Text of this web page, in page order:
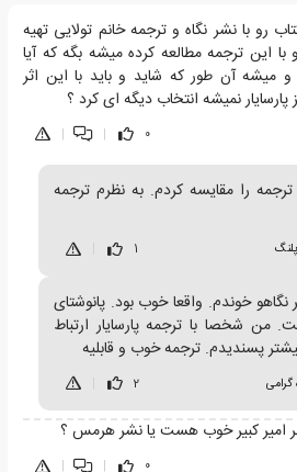
رو با نشر نگاه و ترجمه خانم تولایی تهیه
این ترجمه مطالعه کرده میشه بگه که آیا
میشه آن طور که شاید و باید با این اثر
پارسایار نمیشه انتخاب دیگه ای کرد ؟
0
|
|
را مقایسه کردم. به نظرم ترجمه
1
خوندم. واقعا خوب بود. پانوشتای
من شخصا با ترجمه پارسایار ارتباط
پسندیدم. ترجمه خوب و قابلیه
2
امیر کبیر خوب هست یا نشر هرمس ؟
0